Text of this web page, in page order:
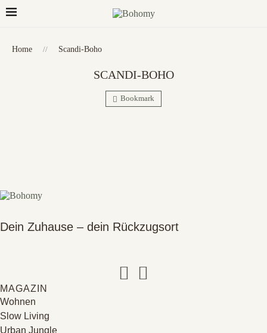
Home // Scandi-Boho
SCANDI-BOHO
Bookmark
Dein Zuhause – dein Rückzugsort
MAGAZIN
Wohnen
Slow Living
Urban Jungle